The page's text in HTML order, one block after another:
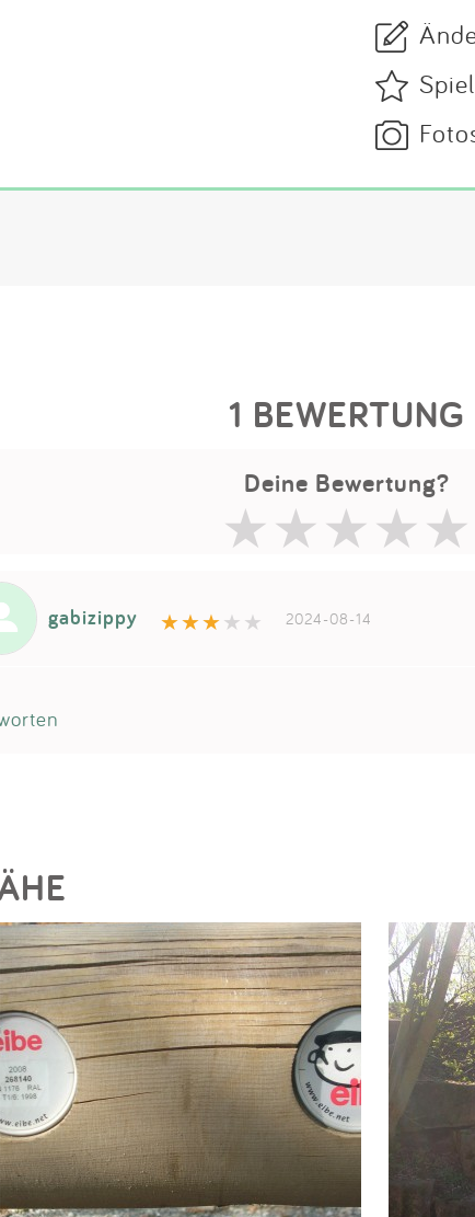
1 BEWERTUNG
Deine Bewertung?
gabizippy 2024-08-14